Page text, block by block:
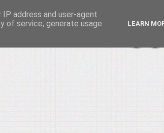
address and user-agent
of service, generate usage
LEARN